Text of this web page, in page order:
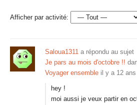
Afficher par activité:
Saloua1311 a répondu au sujet
Je pars au mois d'octobre !!
Voyager ensemble il y a 12 ans
hey !
moi aussi je veux partir en